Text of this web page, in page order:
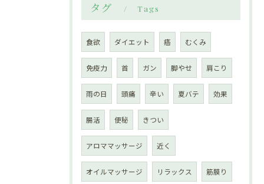
タグ Tags
食欲 ダイエット 癌 むくみ
免疫力 首 ガン 脚やせ 肩こり
雨の日 頭痛 辛い 夏バテ 効果
腸活 便秘 きつい
アロママッサージ 近く
オイルマッサージ リラックス 筋膜り